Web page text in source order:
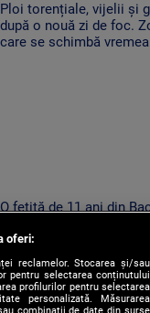
Ploi torențiale, vijelii și
după o nouă zi de foc.
care se schimbă vremea
O fetiță de 11 ani din
jandarmi și pompieri,
dispărut de acasă
oferi:
reclamelor. Stocarea și/sau
pentru selectarea conținutului
profilurilor pentru selectarea
personalizată. Măsurarea